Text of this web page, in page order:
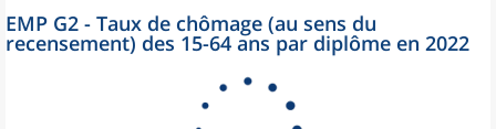
EMP G2 - Taux de chômage (au sens du
recensement) des 15-64 ans par diplôme en 2022